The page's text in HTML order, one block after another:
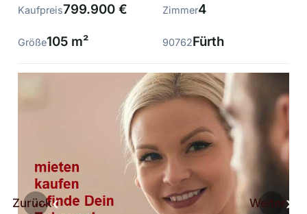
Kaufpreis799.900 € Zimmer4
Größe105 m² 90762Fürth
Zurück Weiter